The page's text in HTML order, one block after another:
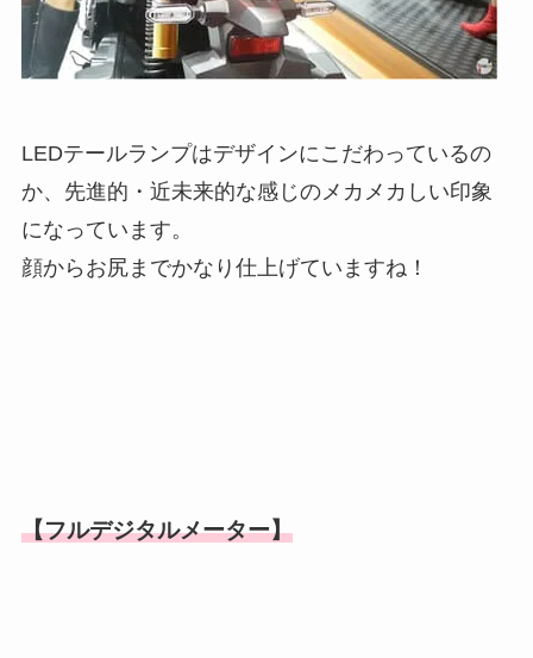
LEDテールランプはデザインにこだわっているの
か、先進的・近未来的な感じのメカメカしい印象
になっています。
顔からお尻までかなり仕上げていますね！
【フルデジタルメーター】